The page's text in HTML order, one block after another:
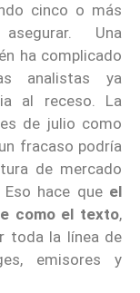
cinco o más
Una
ha complicado
analistas ya
al receso. La
de julio como
fracaso podría
de mercado
hace que el
como el texto,
toda la línea de
emisores y